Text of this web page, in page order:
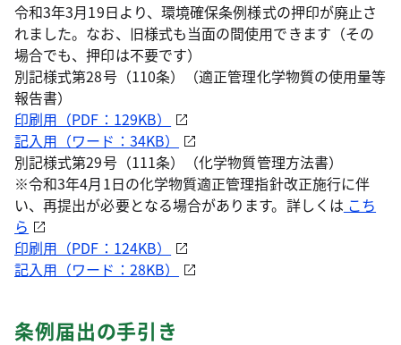
令和3年3月19日より、環境確保条例様式の押印が廃止さ
れました。なお、旧様式も当面の間使用できます（その
場合でも、押印は不要です）
別記様式第28号（110条）（適正管理化学物質の使用量等
報告書）
印刷用（PDF：129KB）
記入用（ワード：34KB）
別記様式第29号（111条）（化学物質管理方法書）
※令和3年4月1日の化学物質適正管理指針改正施行に伴
い、再提出が必要となる場合があります。詳しくは こち
ら
印刷用（PDF：124KB）
記入用（ワード：28KB）
条例届出の手引き